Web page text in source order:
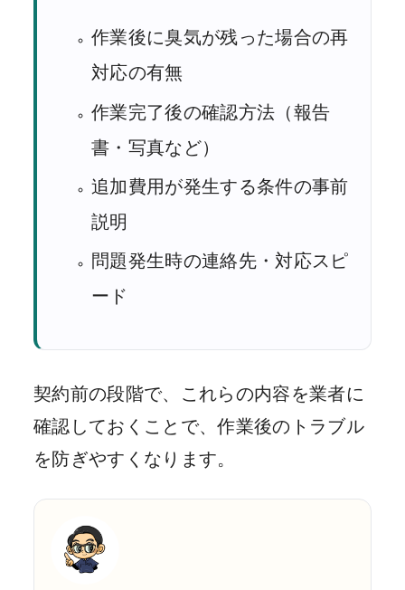
作業後に臭気が残った場合の再
対応の有無
作業完了後の確認方法（報告
書・写真など）
追加費用が発生する条件の事前
説明
問題発生時の連絡先・対応スピ
ード
契約前の段階で、これらの内容を業者に
確認しておくことで、作業後のトラブル
を防ぎやすくなります。